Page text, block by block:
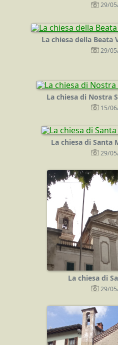
29/
La chiesa della
29/
La chiesa di Nostra
15/
La chiesa di Santa
29/
La chiesa di
29/